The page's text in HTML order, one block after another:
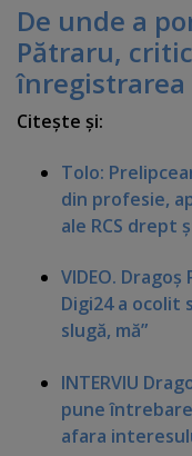
De unde a
Pătraru,
înregistrarea
Citeşte şi:
Tolo:
din profesie,
ale RCS drept
VIDEO.
Digi24 a ocolit
slugă, mă”
INTERVIU
pune
afara